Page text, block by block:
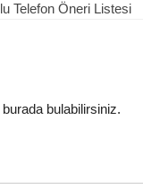
Telefon Öneri Listesi
bulabilirsiniz.